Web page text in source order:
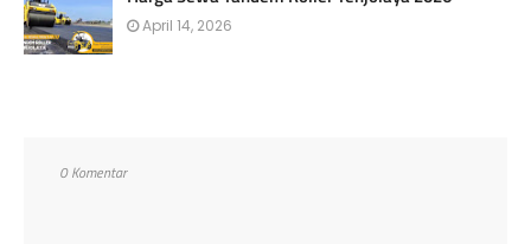
April 14, 2026
0 Komentar